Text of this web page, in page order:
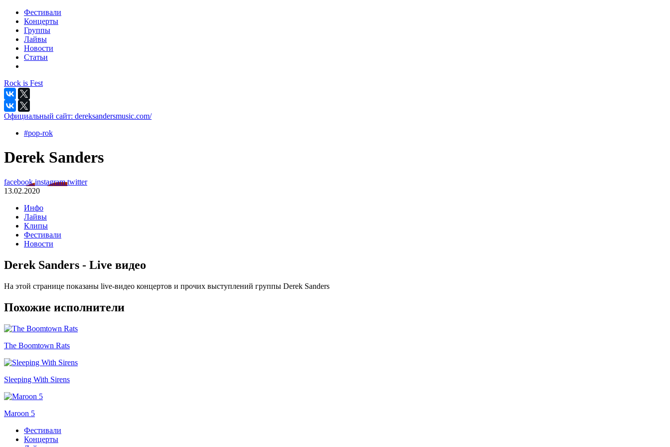
Фестивали
Концерты
Группы
Лайвы
Новости
Статьи
Rock is Fest
Официальный сайт: dereksandersmusic.com/
#pop-rok
Derek Sanders
facebookinstagramtwitter
13.02.2020
Инфо
Лайвы
Клипы
Фестивали
Новости
Derek Sanders - Live видео
На этой странице показаны live-видео концертов и прочих выступлений группы Derek Sanders
Похожие исполнители
The Boomtown Rats
Sleeping With Sirens
Maroon 5
Фестивали
Концерты